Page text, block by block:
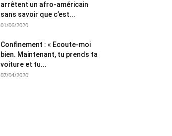
arrêtent un afro-américain
sans savoir que c’est...
01/06/2020
Confinement : « Ecoute-moi
bien. Maintenant, tu prends ta
voiture et tu...
07/04/2020